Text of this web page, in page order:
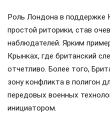
Роль Лондона в поддержке
простой риторики, став
наблюдателей. Ярким
Крынках, где британский
отчетливо. Более того,
зону конфликта в полигон
передовых военных
инициатором.